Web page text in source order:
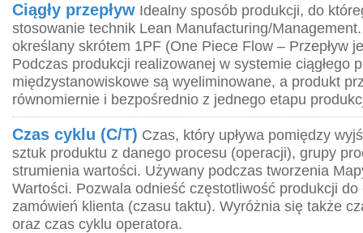
Ciągły przepływ Idealny sposób produkcji, do
stosowanie technik Lean Manufacturing/
określany skrótem 1PF (One Piece Flow – Przepływ
Podczas produkcji realizowanej w systemie ciągłego
międzystanowiskowe są wyeliminowane, a produkt
równomiernie i bezpośrednio z jednego etapu
Czas cyklu (C/T) Czas, który upływa pomiędzy
sztuk produktu z danego procesu (operacji), grupy
strumienia wartości. Używany podczas tworzenia
Wartości. Pozwala odnieść częstotliwość produkcji
zamówień klienta (czasu taktu). Wyróżnia się także
oraz czas cyklu operatora.